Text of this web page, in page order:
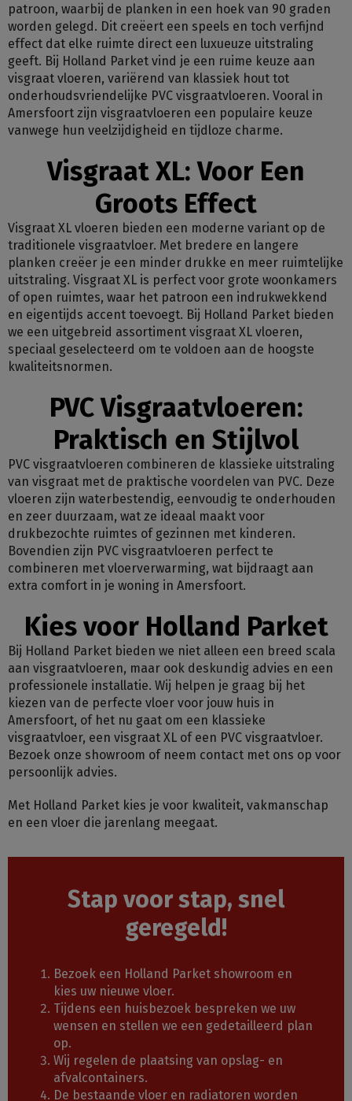
patroon, waarbij de planken in een hoek van 90 graden
worden gelegd. Dit creëert een speels en toch verfijnd
effect dat elke ruimte direct een luxueuze uitstraling
geeft. Bij Holland Parket vind je een ruime keuze aan
visgraat vloeren, variërend van klassiek hout tot
onderhoudsvriendelijke PVC visgraatvloeren. Vooral in
Amersfoort zijn visgraatvloeren een populaire keuze
vanwege hun veelzijdigheid en tijdloze charme.
Visgraat XL: Voor Een
Groots Effect
Visgraat XL vloeren bieden een moderne variant op de
traditionele visgraatvloer. Met bredere en langere
planken creëer je een minder drukke en meer ruimtelijke
uitstraling. Visgraat XL is perfect voor grote woonkamers
of open ruimtes, waar het patroon een indrukwekkend
en eigentijds accent toevoegt. Bij Holland Parket bieden
we een uitgebreid assortiment visgraat XL vloeren,
speciaal geselecteerd om te voldoen aan de hoogste
kwaliteitsnormen.
PVC Visgraatvloeren:
Praktisch en Stijlvol
PVC visgraatvloeren combineren de klassieke uitstraling
van visgraat met de praktische voordelen van PVC. Deze
vloeren zijn waterbestendig, eenvoudig te onderhouden
en zeer duurzaam, wat ze ideaal maakt voor
drukbezochte ruimtes of gezinnen met kinderen.
Bovendien zijn PVC visgraatvloeren perfect te
combineren met vloerverwarming, wat bijdraagt aan
extra comfort in je woning in Amersfoort.
Kies voor Holland Parket
Bij Holland Parket bieden we niet alleen een breed scala
aan visgraatvloeren, maar ook deskundig advies en een
professionele installatie. Wij helpen je graag bij het
kiezen van de perfecte vloer voor jouw huis in
Amersfoort, of het nu gaat om een klassieke
visgraatvloer, een visgraat XL of een PVC visgraatvloer.
Bezoek onze showroom of neem contact met ons op voor
persoonlijk advies.
Met Holland Parket kies je voor kwaliteit, vakmanschap
en een vloer die jarenlang meegaat.
Stap voor stap, snel
geregeld!
Bezoek een Holland Parket showroom en
kies uw nieuwe vloer.
Tijdens een huisbezoek bespreken we uw
wensen en stellen we een gedetailleerd plan
op.
Wij regelen de plaatsing van opslag- en
afvalcontainers.
De bestaande vloer en radiatoren worden